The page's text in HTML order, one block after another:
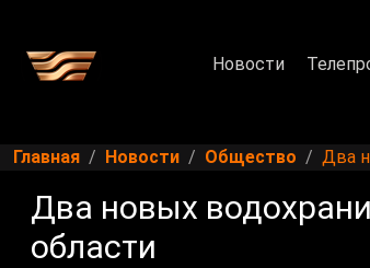
Новости
Главная Новости Общество Два
Два новых
области